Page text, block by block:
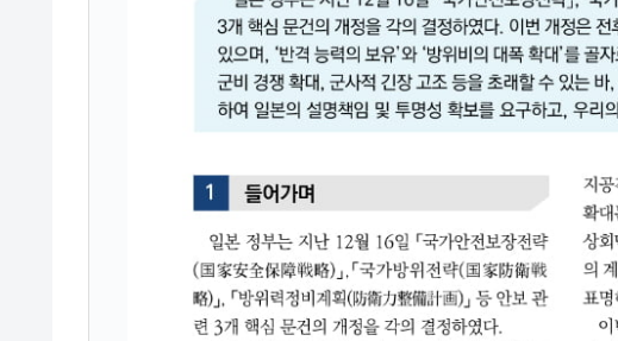
韓国「橋が落ちました」⇒ 耐久性「なさすぎ」
韓国鉄鋼最大手『POSCO』ズブズブ沈む。営業
米国下院「韓国の公務員個人をターゲットにぶ
韓国ボンクラ政策室長･金容範、株価暴落に他人
韓国半導体『SKハイニックス』2026年2Qの業績
日本の誇る海洋資源調査船『白嶺』は先進技術の塊！
夏の甲子園、優勝校を最も多く輩出している都道府県と